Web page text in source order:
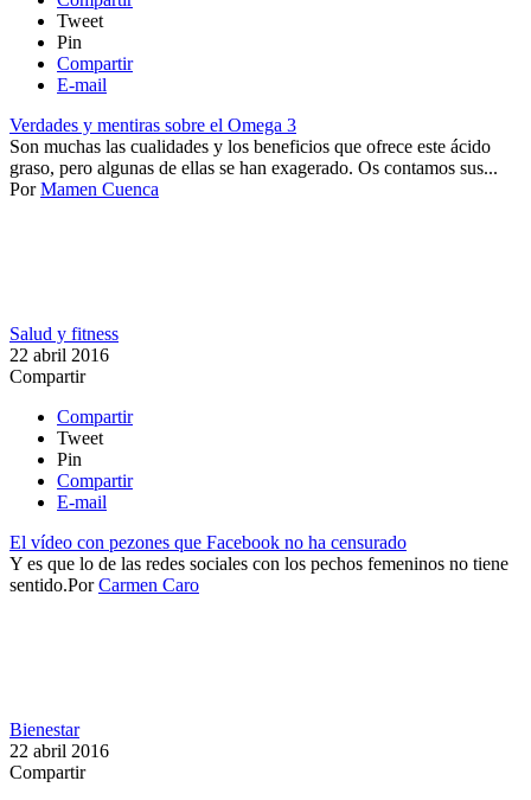
Tweet
Pin
Compartir
E-mail
Verdades y mentiras sobre el Omega 3
​Son muchas las cualidades y los beneficios que ofrece este ácido
graso, pero algunas de ellas se han exagerado. Os contamos sus...
PorMamen Cuenca
Salud y fitness
22 abril 2016
Compartir
Compartir
Tweet
Pin
Compartir
E-mail
El vídeo con pezones que Facebook no ha censurado
Y es que lo de las redes sociales con los pechos femeninos no tiene
sentido.​PorCarmen Caro
Bienestar
22 abril 2016
Compartir